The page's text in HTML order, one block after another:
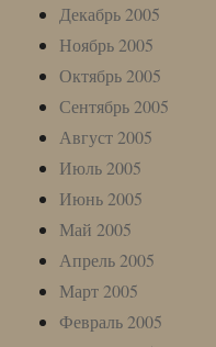
Декабрь 2005
Ноябрь 2005
Октябрь 2005
Сентябрь 2005
Август 2005
Июль 2005
Июнь 2005
Май 2005
Апрель 2005
Март 2005
Февраль 2005